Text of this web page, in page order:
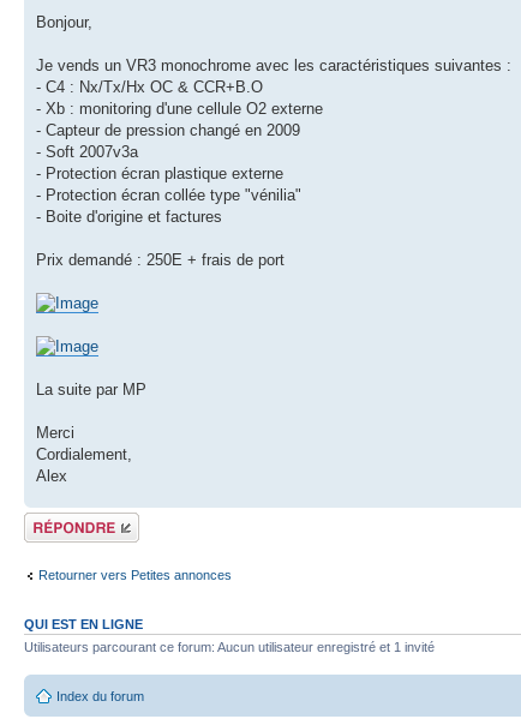
Bonjour,
Je vends un VR3 monochrome avec les caractéristiques suivantes :
- C4 : Nx/Tx/Hx OC & CCR+B.O
- Xb : monitoring d'une cellule O2 externe
- Capteur de pression changé en 2009
- Soft 2007v3a
- Protection écran plastique externe
- Protection écran collée type "vénilia"
- Boite d'origine et factures
Prix demandé : 250E + frais de port
La suite par MP
Merci
Cordialement,
Alex
Répondre
Retourner vers Petites annonces
QUI EST EN LIGNE
Utilisateurs parcourant ce forum: Aucun utilisateur enregistré et 1 invité
Index du forum